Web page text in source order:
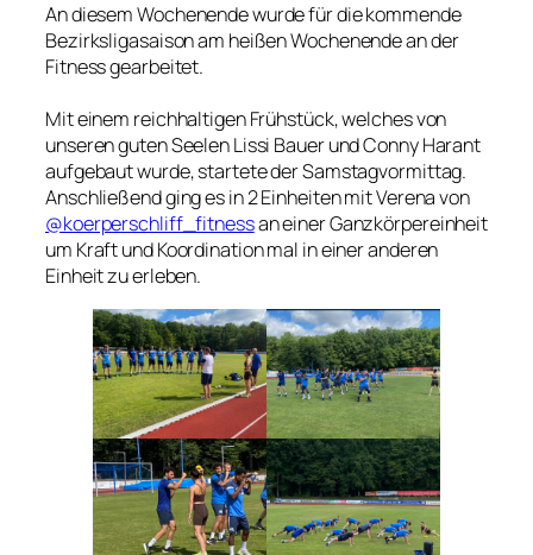
An diesem Wochenende wurde für die kommende
Bezirksligasaison am heißen Wochenende an der
Fitness gearbeitet.
Mit einem reichhaltigen Frühstück, welches von
unseren guten Seelen Lissi Bauer und Conny Harant
aufgebaut wurde, startete der Samstagvormittag.
Anschließend ging es in 2 Einheiten mit Verena von
@koerperschliff_fitnessan einer Ganzkörpereinheit
um Kraft und Koordination mal in einer anderen
Einheit zu erleben.